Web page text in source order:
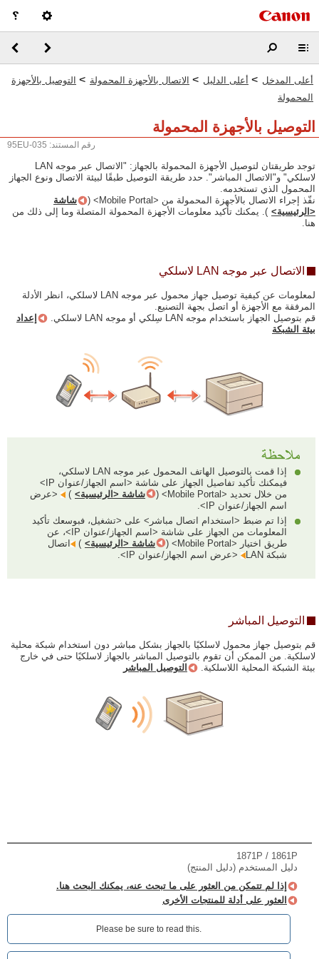
أعلى المدخل > أعلى الدليل > الاتصال بالأجهزة المحمولة > التوصيل بالأجهزة
المحمولة
التوصيل بالأجهزة المحمولة
رقم المستند: 95EU-035
توجد طريقتان لتوصيل الأجهزة المحمولة بالجهاز: "الاتصال عبر موجه LAN
لاسلكي" و"الاتصال المباشر". حدد طريقة التوصيل طبقًا لبيئة الاتصال ونوع الجهاز
المحمول الذي تستخدمه.
نفّذ إجراء الاتصال بالأجهزة المحمولة من <Mobile Portal> (
شاشة
<الرئيسية> ). يمكنك تأكيد معلومات الأجهزة المحمولة المتصلة وما إلى ذلك من
هنا.
الاتصال عبر موجه LAN لاسلكي
لمعلومات عن كيفية توصيل جهاز محمول عبر موجه LAN لاسلكي، انظر الأدلة
المرفقة مع الأجهزة أو اتصل بجهة التصنيع.
قم بتوصيل الجهاز باستخدام موجه LAN سِلكي أو موجه LAN لاسلكي.
إعداد
بيئة الشبكة
إذا قمت بالتوصيل الهاتف المحمول عبر موجه LAN لاسلكي،
فيمكنك تأكيد تفاصيل الجهاز على شاشة <اسم الجهاز/عنوان IP>
من خلال تحديد <Mobile Portal> (
شاشة <الرئيسية> )‏
<عرض
اسم الجهاز/عنوان IP>.
إذا تم ضبط <استخدام اتصال مباشر> على <تشغيل، فبوسعك تأكيد
المعلومات من الجهاز على شاشة <اسم الجهاز/عنوان IP>، عن
طريق اختيار <Mobile Portal> (
شاشة <الرئيسية> )‏
اتصال
شبكة LAN
<عرض اسم الجهاز/عنوان IP>.
التوصيل المباشر
قم بتوصيل جهاز محمول لاسلكيًا بالجهاز بشكل مباشر دون استخدام شبكة محلية
لاسلكية. من الممكن أن تقوم بالتوصيل المباشر بالجهاز لاسلكيًا حتى في خارج
بيئة الشبكة المحلية اللاسلكية.
التوصيل المباشر
1871P / 1861P
دليل المستخدم (دليل المنتج)
إذا لم تتمكن من العثور على ما تبحث عنه، يمكنك البحث هنا.
العثور على أدلة للمنتجات الأخرى
Please be sure to read this.‎